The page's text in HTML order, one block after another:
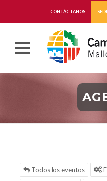
CONTÁCTANOS
Todos los eventos